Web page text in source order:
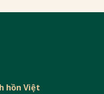
hồn Việt